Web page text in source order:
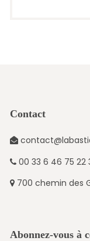
Contact
00 33 6 46 75 22
700 chemin des
Abonnez-vous à